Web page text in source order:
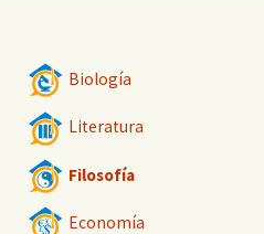
Biología
Literatura
Filosofía
Economía